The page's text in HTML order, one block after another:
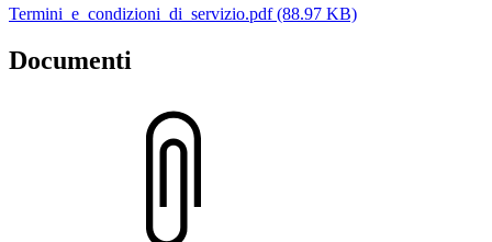
Termini_e_condizioni_di_servizio.pdf (88.97 KB)
Documenti